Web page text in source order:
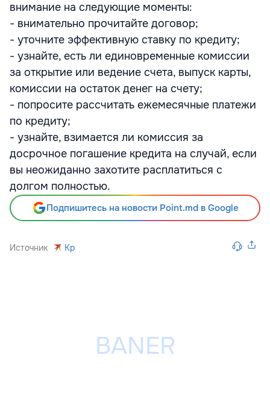
внимание на следующие моменты:
- внимательно прочитайте договор;
- уточните эффективную ставку по кредиту;
- узнайте, есть ли единовременные комиссии
за открытие или ведение счета, выпуск карты,
комиссии на остаток денег на счету;
- попросите рассчитать ежемесячные платежи
по кредиту;
- узнайте, взимается ли комиссия за
досрочное погашение кредита на случай, если
вы неожиданно захотите расплатиться с
долгом полностью.
Подпишитесь на новости Point.md в Google
Источник Kp